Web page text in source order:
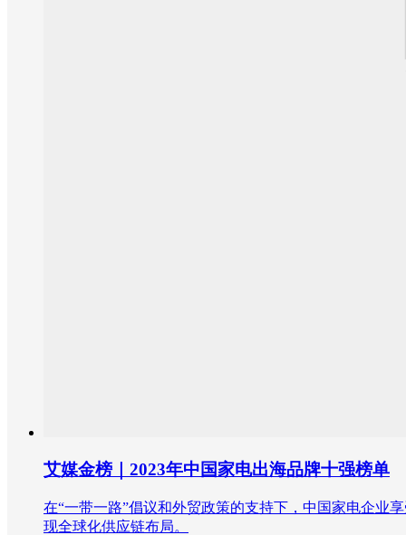
艾媒金榜｜2023年中国家电出海品牌十强榜单
在“一带一路”倡议和外贸政策的支持下，中国家电企业
现全球化供应链布局。